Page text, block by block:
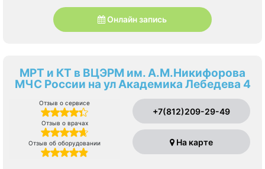
Онлайн запись
МРТ и КТ в ВЦЭРМ им. А.М.Никифорова
МЧС России на ул Академика Лебедева 4
Отзыв о сервисе
Отзыв о врачах
Отзыв об оборудовании
+7(812)209-29-49
На карте